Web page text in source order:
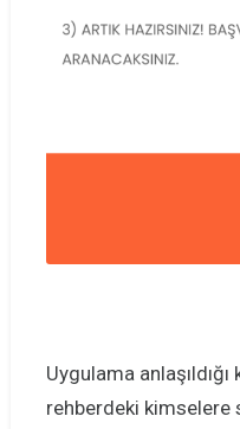
Uygulama
rehberdeki kimselere